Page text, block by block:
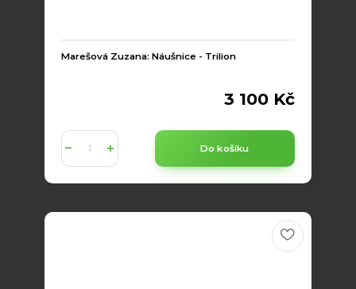
Marešová Zuzana: Náušnice - Trilion
3 100 Kč
Do košíku